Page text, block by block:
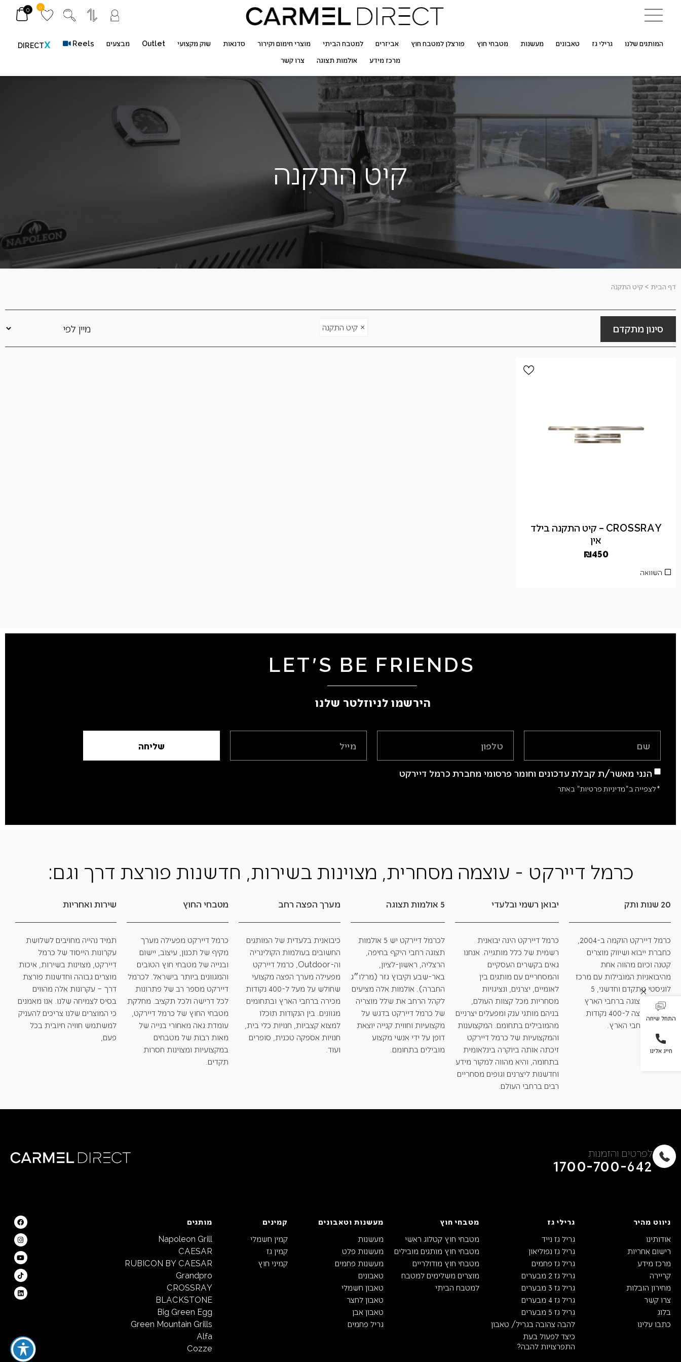
0
0
המותגים שלנו גרילי גז טאבונים מעשנות מטבחי חוץ פורצלן למטבח חוץ אביזרים למטבח הביתי מוצרי חימום וקירור סדנאות שוק מקצועי Outlet מבצעים Reels
DIRECTX
מרכז מידע אולמות תצוגה צרו קשר
התחל שיחה
חייג אלינו
קיט התקנה
דף הבית > קיט התקנה
סינון מתקדם קיט התקנה ×
CROSSRAY – קיט התקנה בילד
אין
₪450
השוואה
LET'S BE FRIENDS
הירשמו לניוזלטר שלנו ​
הנני מאשר/ת קבלת עדכונים וחומר פרסומי מחברת כרמל דיירקט
*לצפייה ב"מדיניות פרטיות" באתר
שליחה
כרמל דיירקט - עוצמה מסחרית, מצוינות בשירות, חדשנות פורצת דרך וגם:
20 שנות ותק
כחברת ייבוא ושיווק מוצרים
קטנה וכיום מהווה אחת
מהיבואניות המובילות עם מרכז
לוגיסטי מתקדם וחדשני, 5
אולמות תצוגה ברחבי הארץ
ומערך הפצה ל-400 נקודות
מכירה ברחבי הארץ.
יבואן רשמי ובלעדי
כרמל דיירקט הינה יבואנית
רשמית של כלל מותגייה. אנחנו
גאים בקשרים העסקיים
והמסחריים עם מותגים בין
לאומיים, יצרנים, ונציגויות
מסחריות מכל קצוות העולם,
בניהם מותגי ענק ומפעלים יצרניים
מהמובילים בתחומם. המקצוענות
והמקצועיות של כרמל דיירקט
זיכתה אותה ביוקרה בינלאומית
בתחומה, והיא מהווה למקור מידע
וחדשנות ליצרנים וגופים מסחריים
רבים ברחבי העולם.
5 אולמות תצוגה
לכרמל דיירקט יש 5 אולמות
תצוגה רחבי היקף בחיפה,
הרצליה, ראשון-לציון,
באר-שבע וקיבוץ גזר (מרלו״ג
החברה). אולמות אלה מציעים
לקהל הרחב את שלל מוצריה
של כרמל דיירקט בדגש על
מקצועיות וחווית קנייה יוצאת
דופן על ידי אנשי מקצוע
מובילים בתחומם.
מערך הפצה רחב
כיבואנית בלעדית של המותגים
החשובים בעולמות הקולינריה
וה-Outdoor, כרמל דיירקט
מפעילה מערך הפצה מקצועי
שחולש על מעל ל-400 נקודות
מכירה ברחבי הארץ ובתחומים
מגוונים. בין הנקודות תוכלו
למצוא קצביות, חנויות כלי בית,
חנויות אספקה טכנית, סופרים
ועוד.
מטבחי החוץ
כרמל דיירקט מפעילה מערך
מקיף של תכנון, עיצוב, יישום
ובנייה של מטבחי חוץ הטובים
והמגוונים ביותר בישראל. לכרמל
דיירקט מספר רב של פתרונות
לכל דרישה ולכל תקציב. מחלקת
מטבחי החוץ של כרמל דיירקט,
עומדת גאה מאחורי בנייה של
מאות רבות של מטבחים
במקצועיות ומצוינות חסרות
תקדים.
שירות ואחריות
תמיד נהייה מחויבים לשלושת
עקרונות הייסוד של כרמל
דיירקט, מצוינות בשירות, איכות
מוצרים גבוהה וחדשנות פורצת
דרך – עקרונות אלה מהווים
בסיס לצמיחה שלנו. אנו מאמנים
כי המוצרים שלנו צריכים להעניק
למשתמש חוויה חיובית בכל
פעם,
לפרטים והזמנות
1700-700-642
ניווט מהיר
אודותינו
רישום אחריות
מרכז מידע
קריירה
מחירון הובלות
צרו קשר
בלוג
כתבו עלינו
גרילי גז
גריל גז נייד
גריל גז נפוליאון
גריל גז פחמים
גריל גז 2 מבערים
גריל גז 3 מבערים
גריל גז 4 מבערים
גריל גז 5 מבערים
להבה צהובה בגריל/ טאבון
כיצד לפעול בעת
התפרצויות להבה?
מטבחי חוץ
מטבחי חוץ קטלוג ראשי
מטבחי חוץ מותגים מובילים
מטבחי חוץ מודולריים
מוצרים משלימים למטבח
למטבח הביתי
מעשנות וטאבונים
מעשנות
מעשנות פלט
מעשנות פחמים
טאבונים
טאבון חשמלי
טאבון לחצר
טאבון אבן
גריל פחמים
קמינים
קמין חשמלי
קמין גז
קמיני חוץ
מותגים
Napoleon Grill
CAESAR
RUBICON BY CAESAR
Grandpro
CROSSRAY
BLACKSTONE
Big Green Egg
Green Mountain Grills
Alfa
Cozze